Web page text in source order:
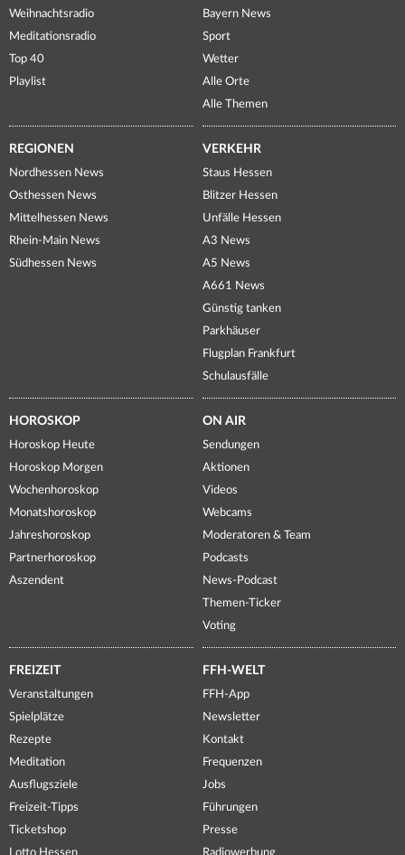
Weihnachtsradio
Meditationsradio
Top 40
Playlist
Bayern News
Sport
Wetter
Alle Orte
Alle Themen
REGIONEN
Nordhessen News
Osthessen News
Mittelhessen News
Rhein-Main News
Südhessen News
VERKEHR
Staus Hessen
Blitzer Hessen
Unfälle Hessen
A3 News
A5 News
A661 News
Günstig tanken
Parkhäuser
Flugplan Frankfurt
Schulausfälle
HOROSKOP
Horoskop Heute
Horoskop Morgen
Wochenhoroskop
Monatshoroskop
Jahreshoroskop
Partnerhoroskop
Aszendent
ON AIR
Sendungen
Aktionen
Videos
Webcams
Moderatoren & Team
Podcasts
News-Podcast
Themen-Ticker
Voting
FREIZEIT
Veranstaltungen
Spielplätze
Rezepte
Meditation
Ausflugsziele
Freizeit-Tipps
Ticketshop
Lotto Hessen
FFH-WELT
FFH-App
Newsletter
Kontakt
Frequenzen
Jobs
Führungen
Presse
Radiowerbung